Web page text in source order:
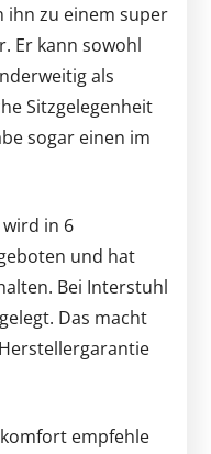
ihn zu einem super
Er kann sowohl
als
Sitzgelegenheit
sogar einen im
in 6
und hat
Bei Interstuhl
Das macht
empfehle